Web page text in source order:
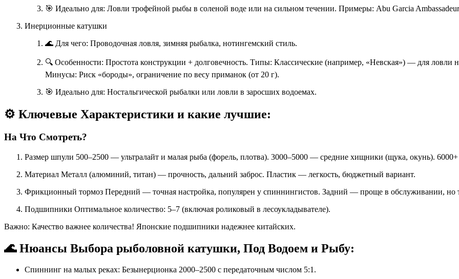
🎯 Идеально для: Ловли трофейной рыбы в соленой воде или на сильном течении. Примеры: Abu Garcia
Инерционные катушки
🌊 Для чего: Проводочная ловля, зимняя рыбалка, нотингемский стиль.
🔍 Особенности: Простота конструкции + долговечность. Типы: Классические (например, «Невская») — для ловли
Минусы: Риск «бороды», ограничение по весу приманок (от 20 г).
🎯 Идеально для: Ностальгической рыбалки или ловли в заросших водоемах.
⚙️ Ключевые Характеристики и какие лучшие:
На Что Смотреть?
Размер шпули 500–2500 — ультралайт и малая рыба (форель, плотва). 3000–5000 — средние хищники (щука, окунь).
Материал Металл (алюминий, титан) — прочность, дальний заброс. Пластик — легкость, бюджетный вариант.
Фрикционный тормоз Передний — точная настройка, популярен у спиннингистов. Задний — проще в обслуживании, но
Подшипники Оптимальное количество: 5–7 (включая роликовый в лесоукладывателе).
Важно: Качество важнее количества! Японские подшипники надежнее китайских.
🌊 Нюансы Выбора рыболовной катушки, Под Водоем и Рыбу:
Спиннинг на малых реках: Безынерционка 2000–2500 с передаточным числом 5:1.